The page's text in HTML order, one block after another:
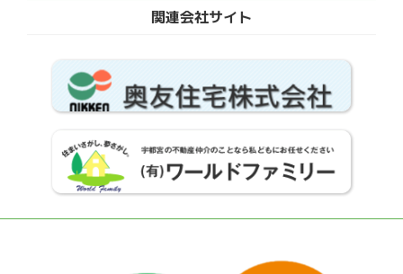
関連会社サイト